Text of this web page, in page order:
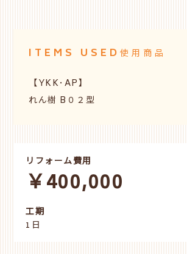
ITEMS USED使用商品
【YKK･AP】
れん樹 B０２型
リフォーム費用
￥400,000
工期
1日